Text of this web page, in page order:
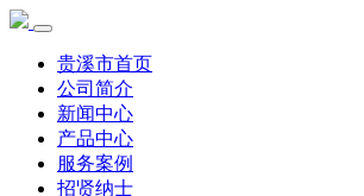
贵溪市首页
公司简介
新闻中心
产品中心
服务案例
招贤纳士